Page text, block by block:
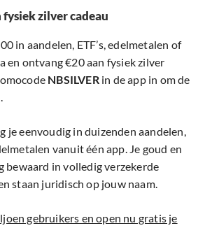
zilver cadeau
in aandelen, ETF’s, edelmetalen of
en ontvang €20 aan fysiek zilver
NBSILVERin de app in om de
je eenvoudig in duizenden aandelen,
vanuit één app. Je goud en
bewaard in volledig verzekerde
staan juridisch op jouw naam.
gebruikers en open nu gratis je